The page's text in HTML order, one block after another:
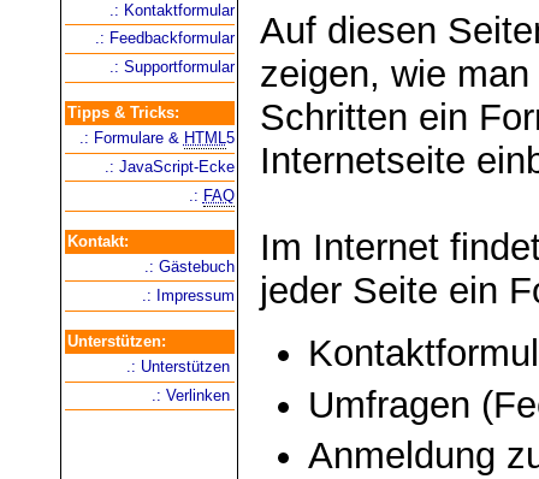
.: Kontaktformular
.: Feedbackformular
.: Supportformular
Tipps & Tricks:
.: Formulare & HTML5
.: JavaScript-Ecke
.: FAQ
Kontakt:
.: Gästebuch
.: Impressum
Unterstützen:
.: Unterstützen
.: Verlinken
Auf diesen
zeigen, wie
Schritten ein
Internetseite
Im Internet
jeder Seite ein
Umfragen
Anmeldung